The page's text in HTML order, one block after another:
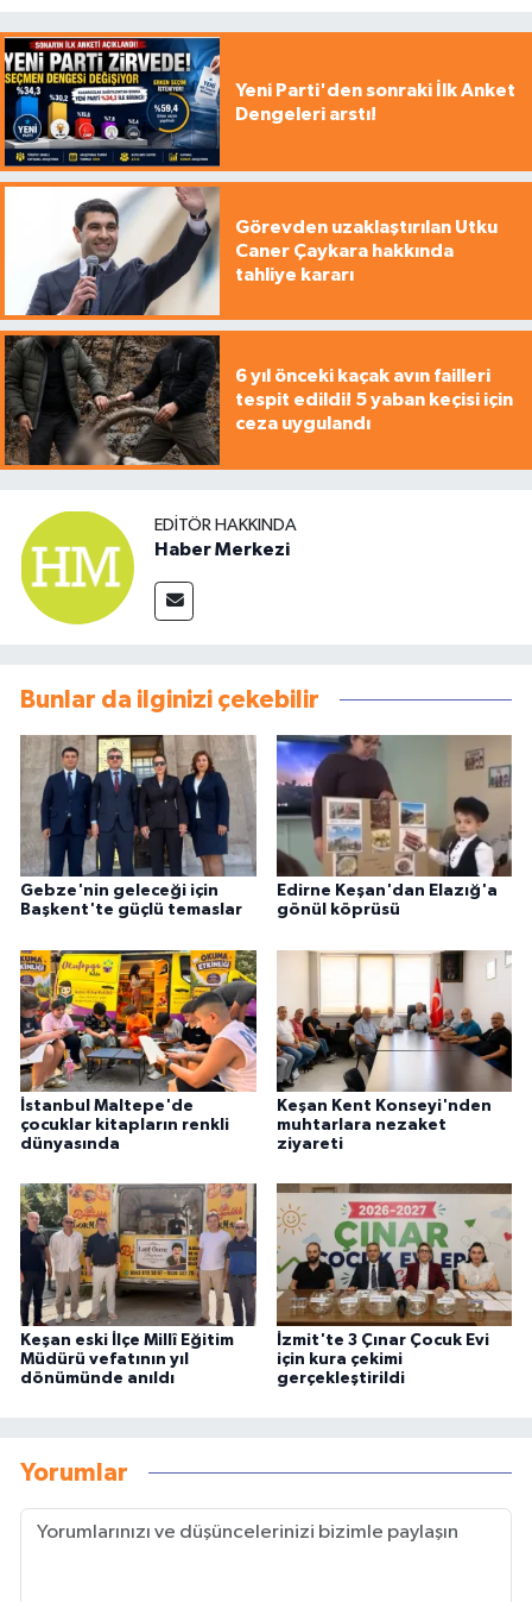
Yeni Parti'den sonraki İlk Anket
Dengeleri arstı!
Görevden uzaklaştırılan Utku
Caner Çaykara hakkında
tahliye kararı
6 yıl önceki kaçak avın failleri
tespit edildi! 5 yaban keçisi için
ceza uygulandı
EDITÖR HAKKINDA
Haber Merkezi
Bunlar da ilginizi çekebilir
Gebze'nin geleceği için
Başkent'te güçlü temaslar
Edirne Keşan'dan Elazığ'a
gönül köprüsü
İstanbul Maltepe'de
çocuklar kitapların renkli
dünyasında
Keşan Kent Konseyi'nden
muhtarlara nezaket
ziyareti
Keşan eski İlçe Millî Eğitim
Müdürü vefatının yıl
dönümünde anıldı
İzmit'te 3 Çınar Çocuk Evi
için kura çekimi
gerçekleştirildi
Yorumlar